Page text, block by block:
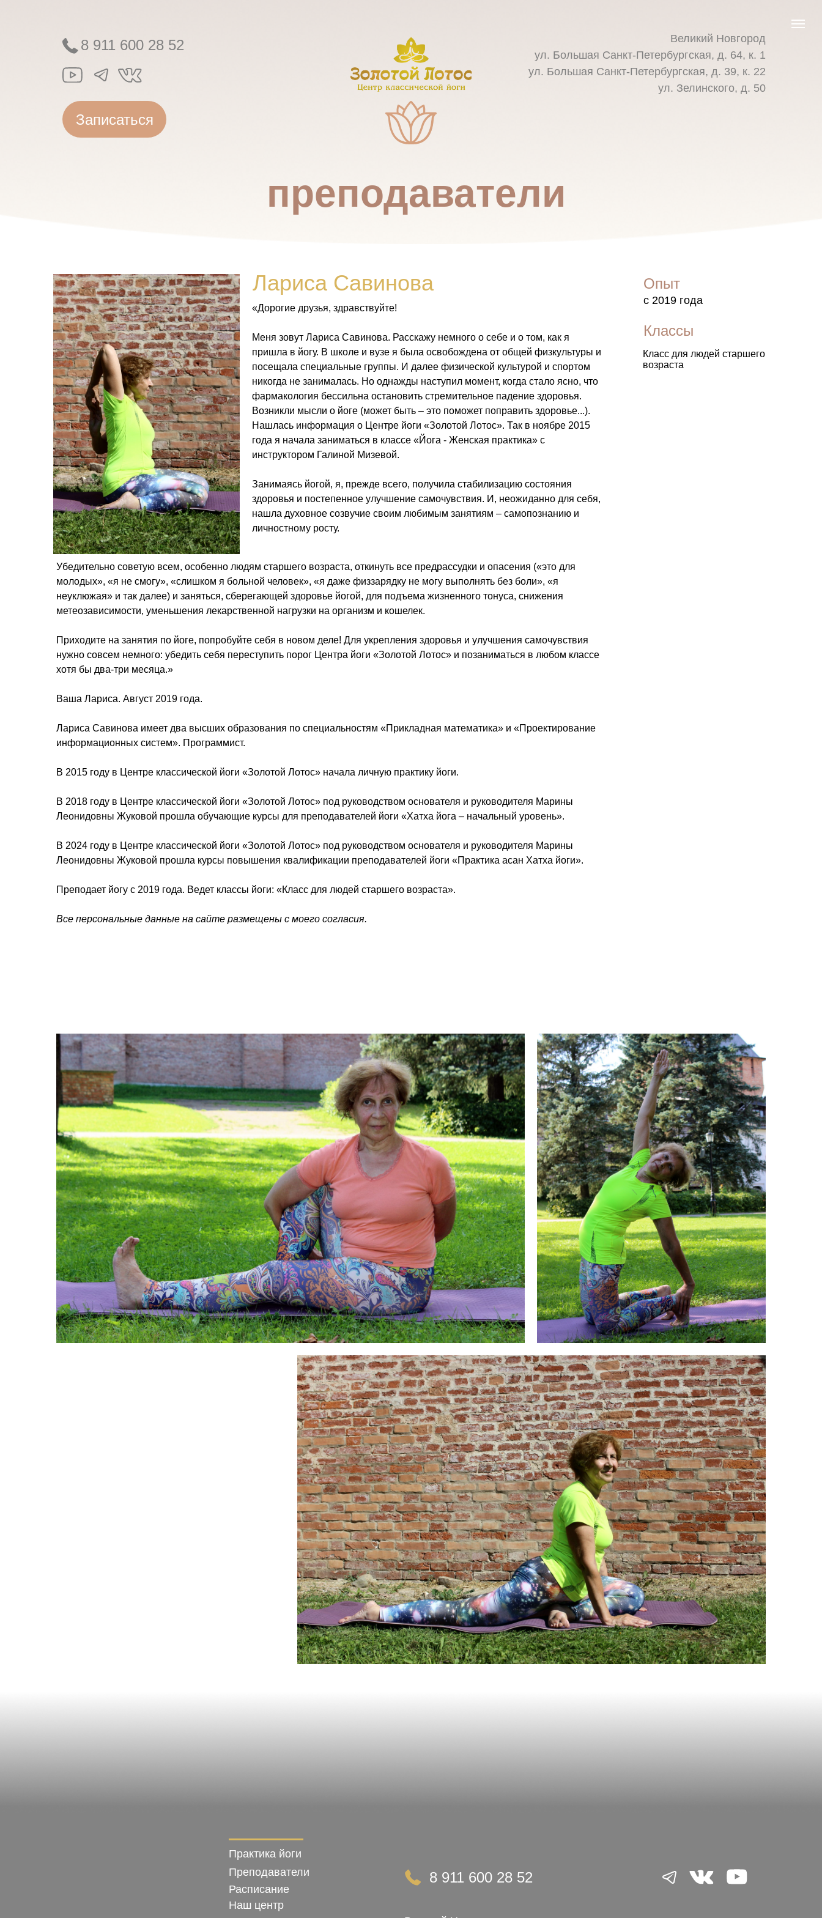
8 911 600 28 52
Великий Новгород
ул. Большая Санкт-Петербургская, д. 64, к. 1
ул. Большая Санкт-Петербургская, д. 39, к. 22
ул. Зелинского, д. 50
Записаться
преподаватели
Лариса Савинова
«Дорогие друзья, здравствуйте!
Меня зовут Лариса Савинова. Расскажу немного о себе и о том, как я
пришла в йогу. В школе и вузе я была освобождена от общей физкультуры и
посещала специальные группы. И далее физической культурой и спортом
никогда не занималась. Но однажды наступил момент, когда стало ясно, что
фармакология бессильна остановить стремительное падение здоровья.
Возникли мысли о йоге (может быть – это поможет поправить здоровье...).
Нашлась информация о Центре йоги «Золотой Лотос». Так в ноябре 2015
года я начала заниматься в классе «Йога - Женская практика» с
инструктором Галиной Мизевой.
Занимаясь йогой, я, прежде всего, получила стабилизацию состояния
здоровья и постепенное улучшение самочувствия. И, неожиданно для себя,
нашла духовное созвучие своим любимым занятиям – самопознанию и
личностному росту.
Опыт
с 2019 года
Классы
Класс для людей старшего
возраста
Убедительно советую всем, особенно людям старшего возраста, откинуть все предрассудки и опасения («это для
молодых», «я не смогу», «слишком я больной человек», «я даже физзарядку не могу выполнять без боли», «я
неуклюжая» и так далее) и заняться, сберегающей здоровье йогой, для подъема жизненного тонуса, снижения
метеозависимости, уменьшения лекарственной нагрузки на организм и кошелек.
Приходите на занятия по йоге, попробуйте себя в новом деле! Для укрепления здоровья и улучшения самочувствия
нужно совсем немного: убедить себя переступить порог Центра йоги «Золотой Лотос» и позаниматься в любом классе
хотя бы два-три месяца.»
Ваша Лариса. Август 2019 года.
Лариса Савинова имеет два высших образования по специальностям «Прикладная математика» и «Проектирование
информационных систем». Программист.
В 2015 году в Центре классической йоги «Золотой Лотос» начала личную практику йоги.
В 2018 году в Центре классической йоги «Золотой Лотос» под руководством основателя и руководителя Марины
Леонидовны Жуковой прошла обучающие курсы для преподавателей йоги «Хатха йога – начальный уровень».
В 2024 году в Центре классической йоги «Золотой Лотос» под руководством основателя и руководителя Марины
Леонидовны Жуковой прошла курсы повышения квалификации преподавателей йоги «Практика асан Хатха йоги».
Преподает йогу с 2019 года. Ведет классы йоги: «Класс для людей старшего возраста».
Все персональные данные на сайте размещены с моего согласия.
Практика йоги
Преподаватели
Расписание
Наш центр
8 911 600 28 52